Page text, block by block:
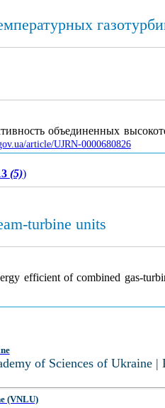
объединенных
article/UJRN-0000680826
(5))
turbine units
efficient of combined gas-
of Sciences of Ukraine |
(VNLU)